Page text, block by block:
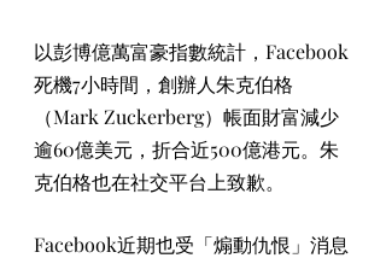
以彭博億萬富豪指數統計，Facebook
死機7小時間，創辦人朱克伯格
（Mark Zuckerberg）帳面財富減少
逾60億美元，折合近500億港元。朱
克伯格也在社交平台上致歉。
Facebook近期也受「煽動仇恨」消息